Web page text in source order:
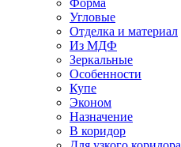
Форма
Угловые
Отделка и материал
Из МДФ
Зеркальные
Особенности
Купе
Эконом
Назначение
В коридор